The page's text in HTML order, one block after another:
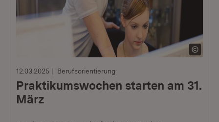
12.03.2025 Berufsorientierung
Praktikumswochen starten am 31.
März